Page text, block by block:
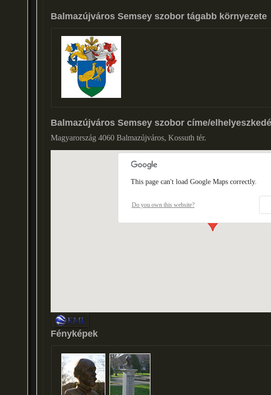
Balmazújváros Semsey szobor tágabb környezete
Balmazújváros Semsey szobor címe/
Magyarország 4060 Balmazújváros, Kossuth tér.
This page can't load Google Maps correctly.
Do you own this website?
Fényképek